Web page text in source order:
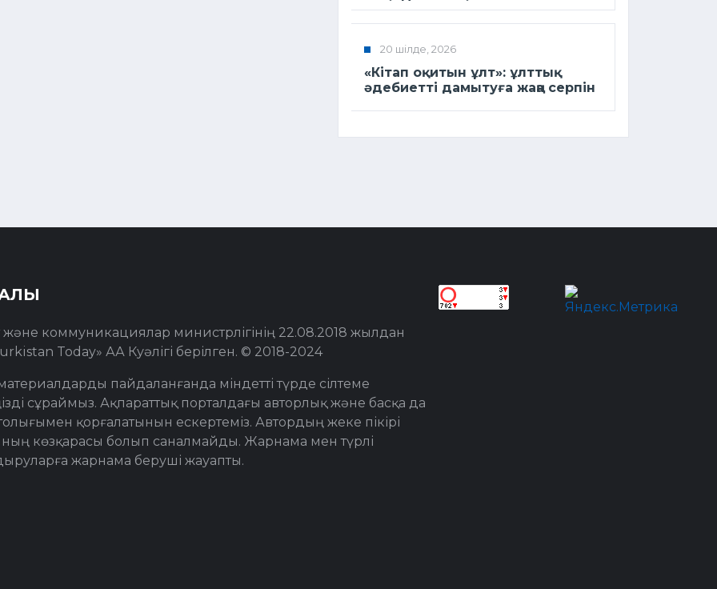
20 шілде, 2026
«Кітап оқитын ұлт»: ұлттық
әдебиетті дамытуға жаңа серпін
және коммуникациялар министрлігінің 22.08.2018 жылдан
Today» АА Куәлігі берілген. © 2018-2024
пайдаланғанда міндетті түрде сілтеме
сұраймыз. Ақпараттық порталдағы авторлық және басқа да
қорғалатынын ескертеміз. Автордың жеке пікірі
көзқарасы болып саналмайды. Жарнама мен түрлі
жарнама беруші жауапты.